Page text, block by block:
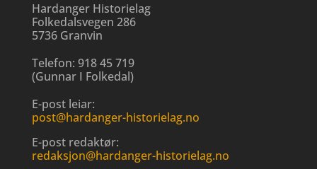
Hardanger Historielag
Folkedalsvegen 286
5736 Granvin
Telefon: 918 45 719
(Gunnar I Folkedal)
E-post leiar:
post@hardanger-historielag.no
E-post redaktør:
redaksjon@hardanger-historielag.no